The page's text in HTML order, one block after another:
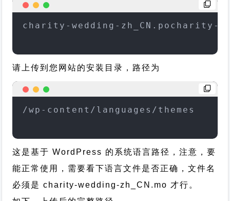
charity-wedding-zh_CN.pocharity-
请上传到您网站的安装目录，路径为
/wp-content/languages/themes
这是基于 WordPress 的系统语言路径，注意，要
能正常使用，需要看下语言文件是否正确，文件名
必须是 charity-wedding-zh_CN.mo 才行。